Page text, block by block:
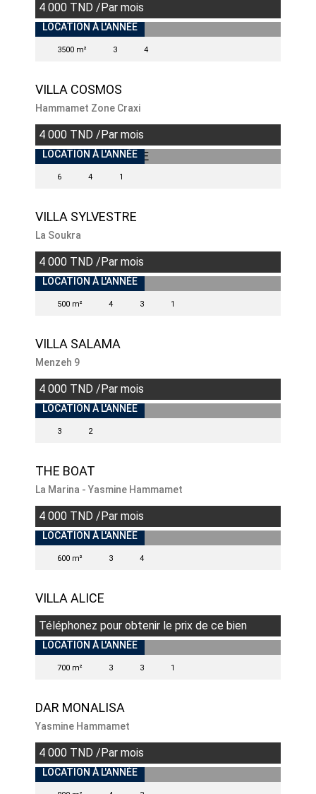
4 000 TND /Par mois
INDISPONIBLE
LOCATION À L'ANNÉE
3500 m² 3 4
VILLA COSMOS
Hammamet Zone Craxi
4 000 TND /Par mois
INDISPONIBLE
LOCATION À L'ANNÉE
6 4 1
VILLA SYLVESTRE
La Soukra
4 000 TND /Par mois
INDISPONIBLE
LOCATION À L'ANNÉE
500 m² 4 3 1
VILLA SALAMA
Menzeh 9
4 000 TND /Par mois
INDISPONIBLE
LOCATION À L'ANNÉE
3 2
THE BOAT
La Marina - Yasmine Hammamet
4 000 TND /Par mois
INDISPONIBLE
LOCATION À L'ANNÉE
600 m² 3 4
VILLA ALICE
Téléphonez pour obtenir le prix de ce bien
INDISPONIBLE
LOCATION À L'ANNÉE
700 m² 3 3 1
DAR MONALISA
Yasmine Hammamet
4 000 TND /Par mois
INDISPONIBLE
LOCATION À L'ANNÉE